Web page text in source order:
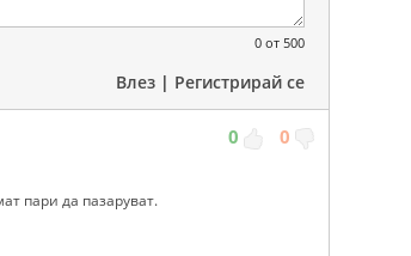
0 от 500
Влез | Регистрирай се
0 0
пари да пазаруват.